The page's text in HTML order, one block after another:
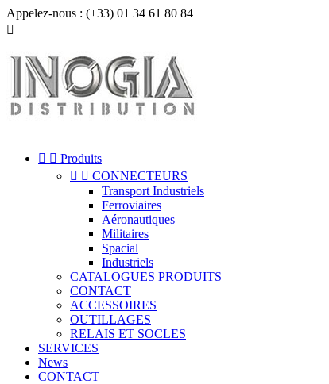
Appelez-nous : (+33) 01 34 61 80 84

  Produits
  CONNECTEURS
Transport Industriels
Ferroviaires
Aéronautiques
Militaires
Spacial
Industriels
CATALOGUES PRODUITS
CONTACT
ACCESSOIRES
OUTILLAGES
RELAIS ET SOCLES
SERVICES
News
CONTACT